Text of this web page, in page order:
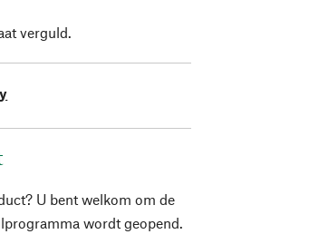
verguld.
U bent welkom om de
wordt geopend.